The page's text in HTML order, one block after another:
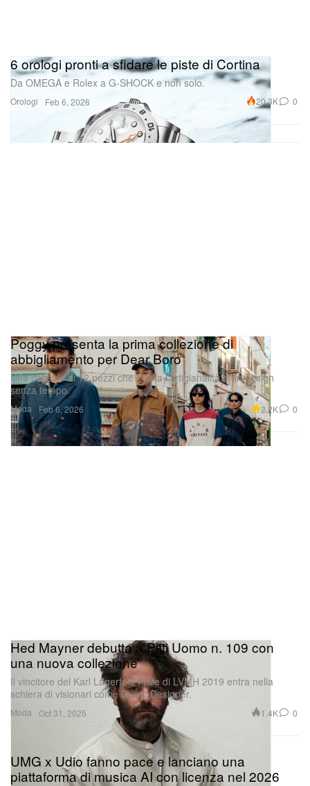
Orologi
6 orologi pronti a sfidare le piste di Cortina
Da OMEGA e Rolex a G-SHOCK e non solo.
Feb 6, 2026 20.3K 0
Moda
Poggy presenta la prima collezione di
abbigliamento per Dear Boro
Una capsule di 12 pezzi che esalta l’artigianalità e un design
senza tempo.
Feb 6, 2026 2.2K 0
Moda
Hed Mayner debutta a Pitti Uomo n. 109 con
una nuova collezione
Il vincitore del Karl Lagerfeld Prize di LVMH 2019 entra nella
schiera di visionari come Guest Designer.
Oct 31, 2025 1.4K 0
UMG x Udio fanno pace e lanciano una
piattaforma di musica AI con licenza nel 2026